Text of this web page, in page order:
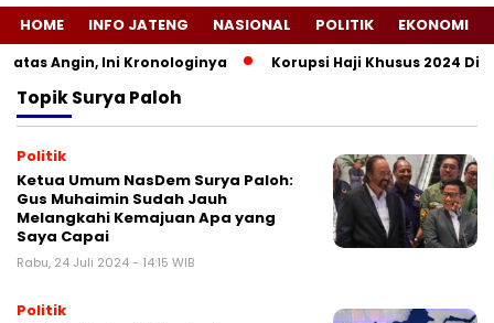
HOME INFO JATENG NASIONAL POLITIK EKONOMI
Angin, Ini Kronologinya Korupsi Haji Khusus 2024
TopikSurya Paloh
Politik
Ketua Umum NasDem Surya Paloh:
Gus Muhaimin Sudah Jauh
Melangkahi Kemajuan Apa yang
Saya Capai
Rabu, 24 Juli 2024 - 14:15 WIB
Politik